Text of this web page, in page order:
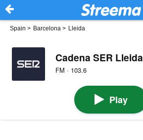
Spain > Barcelona > Lleida
Cadena SER Lleida
FM · 103.6
Play